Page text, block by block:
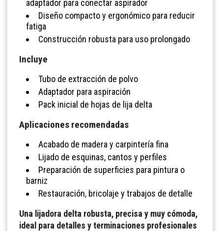
adaptador para conectar aspirador
Diseño compacto y ergonómico para reducir
fatiga
Construcción robusta para uso prolongado
Incluye
Tubo de extracción de polvo
Adaptador para aspiración
Pack inicial de hojas de lija delta
Aplicaciones recomendadas
Acabado de madera y carpintería fina
Lijado de esquinas, cantos y perfiles
Preparación de superficies para pintura o
barniz
Restauración, bricolaje y trabajos de detalle
Una lijadora delta robusta, precisa y muy cómoda,
ideal para detalles y terminaciones profesionales